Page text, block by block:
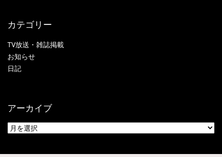
カテゴリー
TV放送・雑誌掲載
お知らせ
日記
アーカイブ